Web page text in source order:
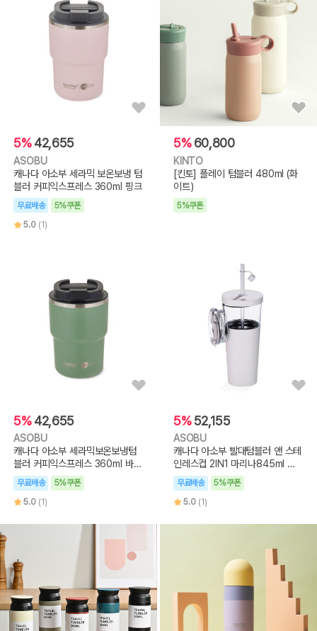
5% 42,655
ASOBU
캐나다 아소부 세라믹 보온보냉 텀
블러 커피익스프레스 360ml 핑크
무료배송
5%쿠폰
5.0 (1)
5% 60,800
KINTO
[킨토] 플레이 텀블러 480ml (화
이트)
5%쿠폰
5% 42,655
ASOBU
캐나다 아소부 세라믹보온보냉텀
블러 커피익스프레스 360ml 바질
그린
무료배송
5%쿠폰
5.0 (1)
5% 52,155
ASOBU
캐나다 아소부 빨대텀블러 앤 스테
인레스컵 2IN1 마리나845ml 화
이트
무료배송
5%쿠폰
5.0 (1)